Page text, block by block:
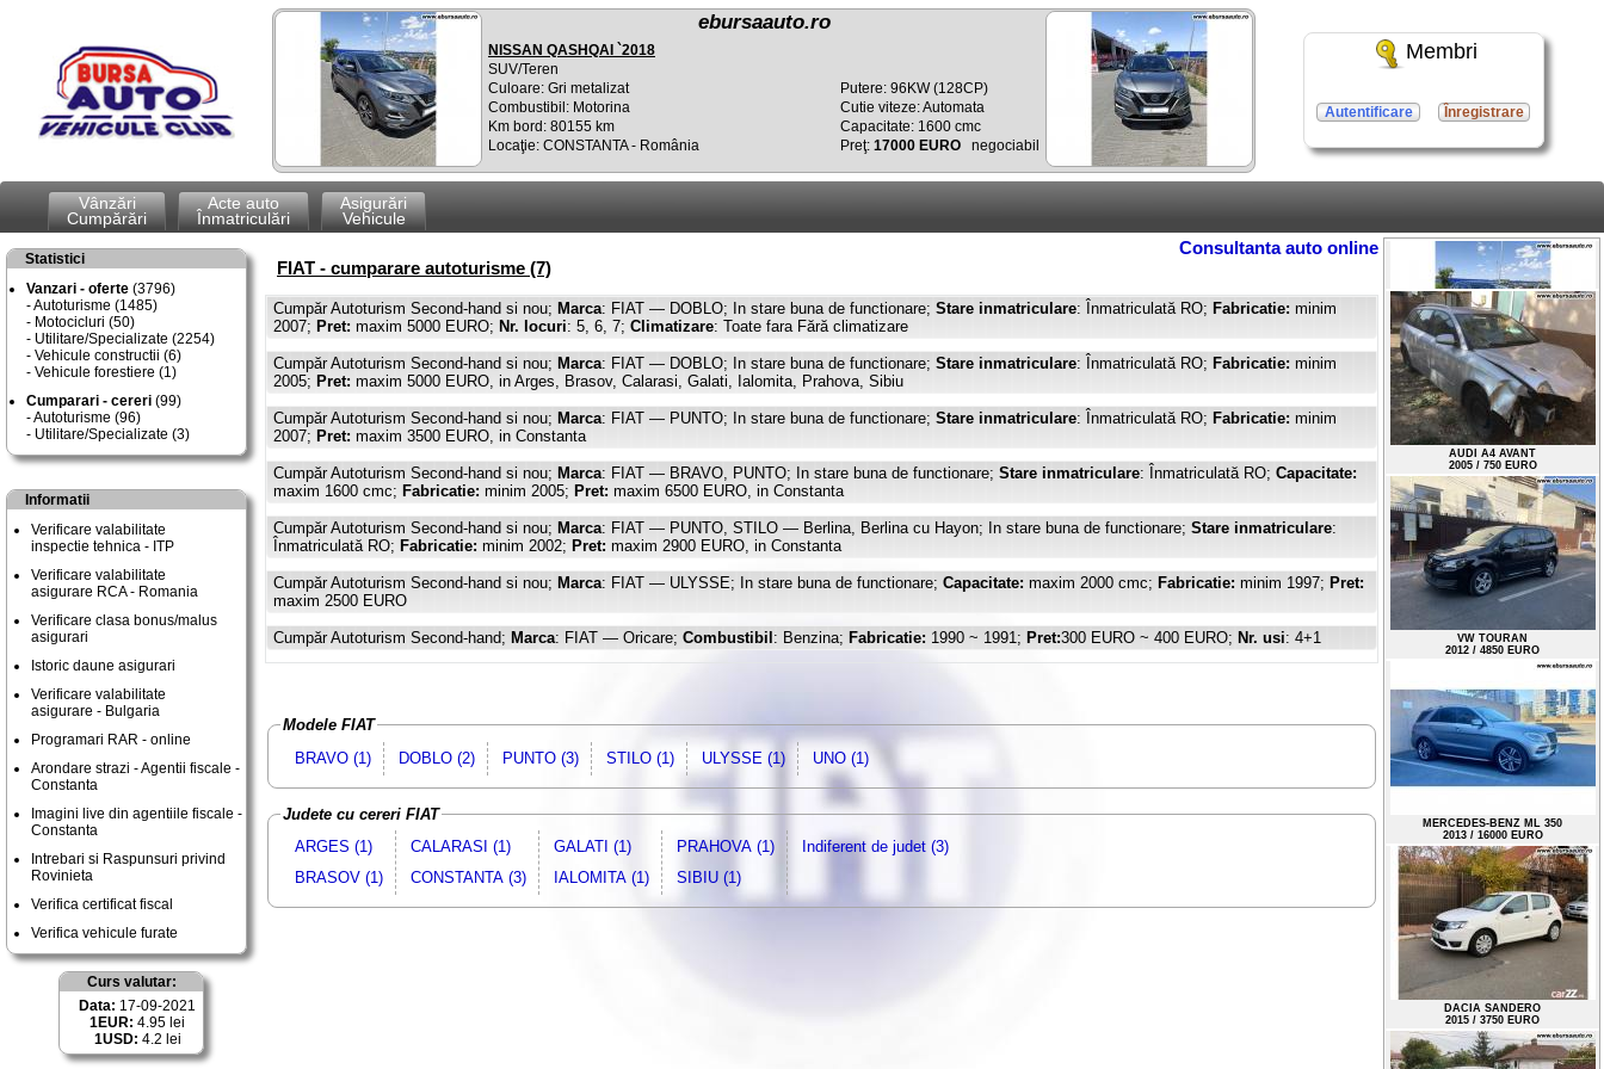
ebursaauto.ro
NISSAN QASHQAI `2018
SUV/Teren
Culoare: Gri metalizat
Combustibil: Motorina
Km bord: 80155 km
Locaţie: CONSTANTA - România
Putere: 96KW (128CP)
Cutie viteze: Automata
Capacitate: 1600 cmc
Preţ: 17000 EURO negociabil
Membri
Autentificare Înregistrare
Vânzări
Cumpărări
Acte auto
Înmatriculări
Asigurări
Vehicule
Statistici
Vanzari - oferte (3796)
Autoturisme (1485)
Motocicluri (50)
Utilitare/Specializate (2254)
Vehicule constructii (6)
Vehicule forestiere (1)
Cumparari - cereri (99)
Autoturisme (96)
Utilitare/Specializate (3)
Informatii
Verificare valabilitate
inspectie tehnica - ITP
Verificare valabilitate
asigurare RCA - Romania
Verificare clasa bonus/malus
asigurari
Istoric daune asigurari
Verificare valabilitate
asigurare - Bulgaria
Programari RAR - online
Arondare strazi - Agentii fiscale -
Constanta
Imagini live din agentiile fiscale -
Constanta
Intrebari si Raspunsuri privind
Rovinieta
Verifica certificat fiscal
Verifica vehicule furate
Curs valutar:
Data: 17-09-2021
1EUR: 4.95 lei
1USD: 4.2 lei
Consultanta auto online
FIAT - cumparare autoturisme (7)
Cumpăr Autoturism Second-hand si nou; Marca: FIAT — DOBLO; In stare buna de functionare; Stare inmatriculare: Înmatriculată RO; Fabricatie: minim
2007; Pret: maxim 5000 EURO; Nr. locuri: 5, 6, 7; Climatizare: Toate fara Fără climatizare
Cumpăr Autoturism Second-hand si nou; Marca: FIAT — DOBLO; In stare buna de functionare; Stare inmatriculare: Înmatriculată RO; Fabricatie: minim
2005; Pret: maxim 5000 EURO, in Arges, Brasov, Calarasi, Galati, Ialomita, Prahova, Sibiu
Cumpăr Autoturism Second-hand si nou; Marca: FIAT — PUNTO; In stare buna de functionare; Stare inmatriculare: Înmatriculată RO; Fabricatie: minim
2007; Pret: maxim 3500 EURO, in Constanta
Cumpăr Autoturism Second-hand si nou; Marca: FIAT — BRAVO, PUNTO; In stare buna de functionare; Stare inmatriculare: Înmatriculată RO; Capacitate:
maxim 1600 cmc; Fabricatie: minim 2005; Pret: maxim 6500 EURO, in Constanta
Cumpăr Autoturism Second-hand si nou; Marca: FIAT — PUNTO, STILO — Berlina, Berlina cu Hayon; In stare buna de functionare; Stare inmatriculare:
Înmatriculată RO; Fabricatie: minim 2002; Pret: maxim 2900 EURO, in Constanta
Cumpăr Autoturism Second-hand si nou; Marca: FIAT — ULYSSE; In stare buna de functionare; Capacitate: maxim 2000 cmc; Fabricatie: minim 1997; Pret:
maxim 2500 EURO
Cumpăr Autoturism Second-hand; Marca: FIAT — Oricare; Combustibil : Benzina; Fabricatie: 1990 ~ 1991; Pret:300 EURO ~ 400 EURO; Nr. usi: 4+1
Modele FIAT
BRAVO (1)
DOBLO (2) PUNTO (3) STILO (1) ULYSSE (1) UNO (1)
Judete cu cereri FIAT
ARGES (1)
BRASOV (1)
CALARASI (1)
CONSTANTA (3)
GALATI (1)
IALOMITA (1)
PRAHOVA (1)
SIBIU (1)
Indiferent de judet (3)
NISSAN QASHQAI
2018 / 17000 EURO
AUDI A4 AVANT
2005 / 750 EURO
VW TOURAN
2012 / 4850 EURO
MERCEDES-BENZ ML 350
2013 / 16000 EURO